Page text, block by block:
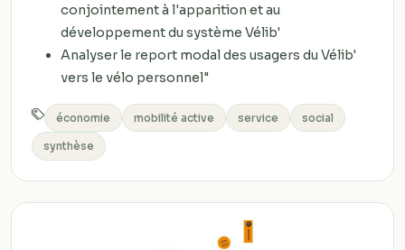
conjointement à l'apparition et au
développement du système Vélib'
Analyser le report modal des usagers du Vélib'
vers le vélo personnel"
économie mobilité active service social
synthèse